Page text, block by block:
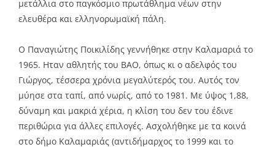
μετάλλια στο παγκόσμιο πρωτάθλημα νέων στην
ελευθέρα και ελληνορωμαϊκή πάλη.
Ο Παναγιώτης Ποικιλίδης γεννήθηκε στην Καλαμαριά το
1965. Ηταν αθλητής του ΒΑΟ, όπως κι ο αδελφός του
Γιώργος, τέσσερα χρόνια μεγαλύτερός του. Αυτός τον
μύησε στα ταπί, από νωρίς, από το 1981. Με ύψος 1,88,
δύναμη και μακριά χέρια, η κλίση του δεν του έδινε
περιθώρια για άλλες επιλογές. Ασχολήθηκε με τα κοινά
στο δήμο Καλαμαριάς (αντιδήμαρχος το 1999 και το